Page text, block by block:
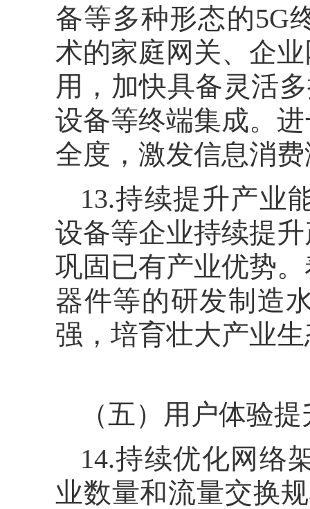
备等多种形态的5G
术的家庭网关、企
用，加快具备灵活
设备等终端集成。
全度，激发信息消
13.持续提升产业
设备等企业持续提
巩固已有产业优势
器件等的研发制造
强，培育壮大产业
（五）用户体验
14.持续优化网络
业数量和流量交换